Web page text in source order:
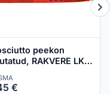
peekon
RAKVERE LK,
€